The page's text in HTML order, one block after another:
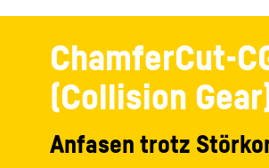
ChamferCut-
(Collision
Anfasen trotz